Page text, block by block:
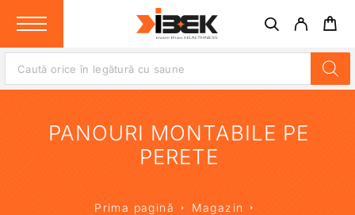
PANOURI MONTABILE PE
PERETE
Prima pagină
Magazin